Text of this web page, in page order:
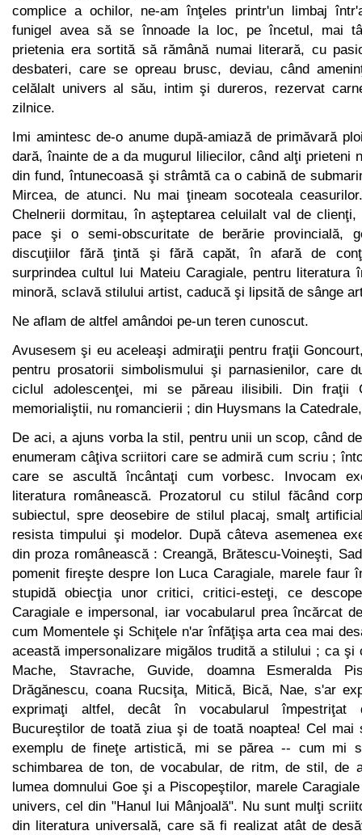
complice a ochilor, ne-am în­ţeles printr'un limbaj
funigel avea să se înnoade la loc, pe încetul, mai
prietenia era sortită să rămână numai literară, cu
desbateri, care se opreau brusc, deviau, când
celălalt univers al său, intim şi dureros, rezervat
zilnice.
Imi amintesc de-o anume după-amiază de primăvară
dară, înainte de a da mugurul liliecilor, când alţi prieteni
din fund, întunecoasă şi strâmtă ca o cabină de
Mircea, de atunci. Nu mai ţineam socoteala
Chelnerii dormitau, în aşteptarea celuilalt val de
pace şi o semi-obscuritate de berărie provincială,
discuţiilor fără ţintă şi fără capăt, în afară de
surprindea cultul lui Mateiu Caragiale, pentru literatura
minoră, sclavă stilului artist, caducă şi lipsită de sânge
Ne aflam de altfel amândoi pe-un teren cunoscut.
Avusesem şi eu aceleaşi admiraţii pentru fraţii
pentru prosatorii simbolismului şi parnasienilor, care
ciclul ado­lescenţei, mi se păreau ilisibili. Din fraţii
memorialiştii, nu roman­cierii ; din Huysmans la
De aci, a ajuns vorba la stil, pentru unii un scop, când
enumeram câţiva scriitori care se admiră cum scriu ;
care se ascultă încântaţi cum vorbesc. Invocam
literatura românească. Prozatorul cu stilul făcând
subiectul, spre deosebire de stilul placaj, smalţ
resista timpului şi modelor. După câteva asemenea
din proza românească : Creangă, Brătescu-Voineşti,
pomenit fireşte despre Ion Luca Caragiale, marele faur
stupidă obiecţia unor critici, critici-esteţi, ce
Caragiale e impersonal, iar vocabularul prea încărcat
cum Momentele şi Schiţele n'ar înfăţişa arta cea mai
această impersonalizare migălos trudită a stilului ; ca şi
Mache, Stavrache, Guvide, doamna Esmeralda
Drăgănescu, coana Rucsiţa, Mitică, Bică, Nae, s'ar
exprimaţi altfel, decât în vocabularul împestri­ţat
Bucureştilor de toată ziua şi de toată noaptea! Cel mai
exemplu de fineţe artistică, mi se părea -- cum mi
schimbarea de ton, de vocabular, de ritm, de stil, de
lumea dom­nului Goe şi a Piscopeştilor, marele
univers, cel din "Hanul lui Mânjoală". Nu sunt mulţi
din literatura uni­versală, care să fi realizat atât de